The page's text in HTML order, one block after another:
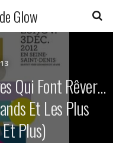
Glow
Qui Font Rêver…
Et Les Plus
Plus)